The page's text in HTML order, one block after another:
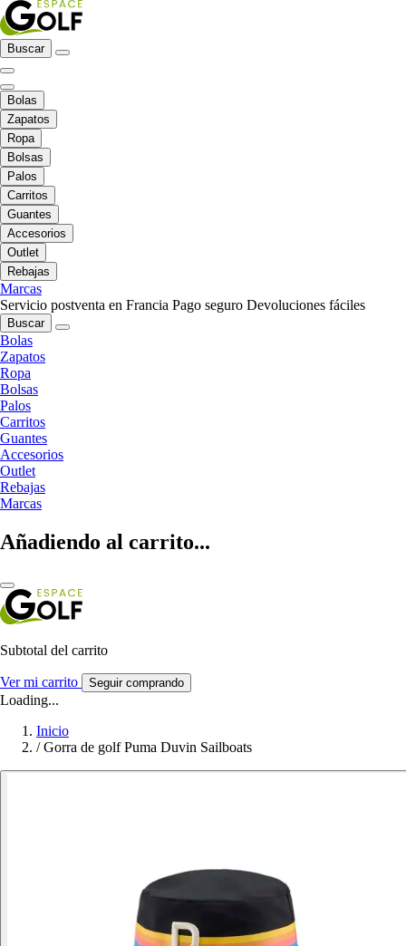
Buscar
Bolas
Zapatos
Ropa
Bolsas
Palos
Carritos
Guantes
Accesorios
Outlet
Rebajas
Marcas
Servicio postventa en Francia Pago seguro Devoluciones fáciles
Buscar
Bolas
Zapatos
Ropa
Bolsas
Palos
Carritos
Guantes
Accesorios
Outlet
Rebajas
Marcas
Añadiendo al carrito...
Subtotal del carrito
Ver mi carrito Seguir comprando
Loading...
Inicio
/ Gorra de golf Puma Duvin Sailboats